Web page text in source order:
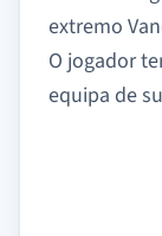
extremo
O jogador
equipa de